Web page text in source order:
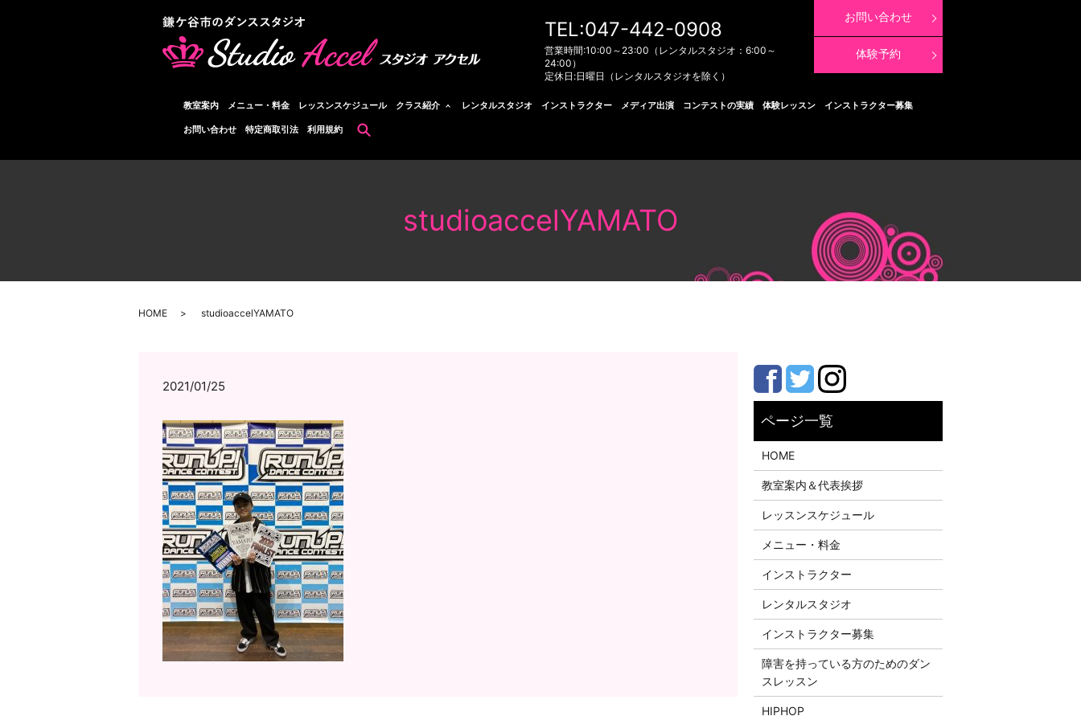
教室案内 メニュー・料金 レッスンスケジュール クラス紹介 レンタルスタジオ インストラクター メディア出演 コンテストの実績 体験レッスン インストラクター募集
お問い合わせ 特定商取引法 利用規約
TEL:047-442-0908
営業時間:10:00～23:00（レンタルスタジオ：6:00～
24:00）
定休日:日曜日（レンタルスタジオを除く）
お問い合わせ
体験予約
studioaccelYAMATO
HOME studioaccelYAMATO
2021/01/25
HOME
教室案内＆代表挨拶
レッスンスケジュール
メニュー・料金
インストラクター
レンタルスタジオ
インストラクター募集
障害を持っている方のためのダン
スレッスン
HIPHOP